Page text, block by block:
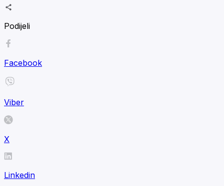
Podijeli
Facebook
Viber
X
Linkedin